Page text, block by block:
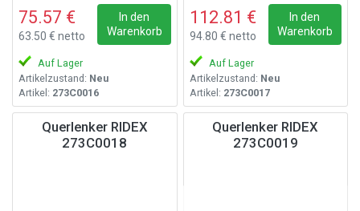
75.57 €
63.50 € netto
In den
Warenkorb
Auf Lager
Artikelzustand: Neu
Artikel: 273C0016
112.81 €
94.80 € netto
In den
Warenkorb
Auf Lager
Artikelzustand: Neu
Artikel: 273C0017
Querlenker RIDEX
273C0018
Querlenker RIDEX
273C0019